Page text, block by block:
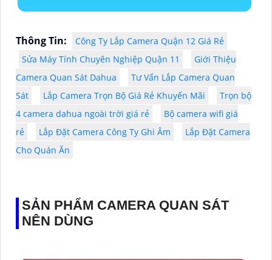
Thông Tin:
Công Ty Lắp Camera Quận 12 Giá Rẻ
Sửa Máy Tính Chuyên Nghiệp Quận 11
Giới Thiệu
Camera Quan Sát Dahua
Tư Vấn Lắp Camera Quan
Sát
Lắp Camera Trọn Bộ Giá Rẻ Khuyến Mãi
Trọn bộ
4 camera dahua ngoài trời giá rẻ
Bộ camera wifi giá
rẻ
Lắp Đặt Camera Công Ty Ghi Âm
Lắp Đặt Camera
Cho Quán Ăn
SẢN PHẨM CAMERA QUAN SÁT
NÊN DÙNG